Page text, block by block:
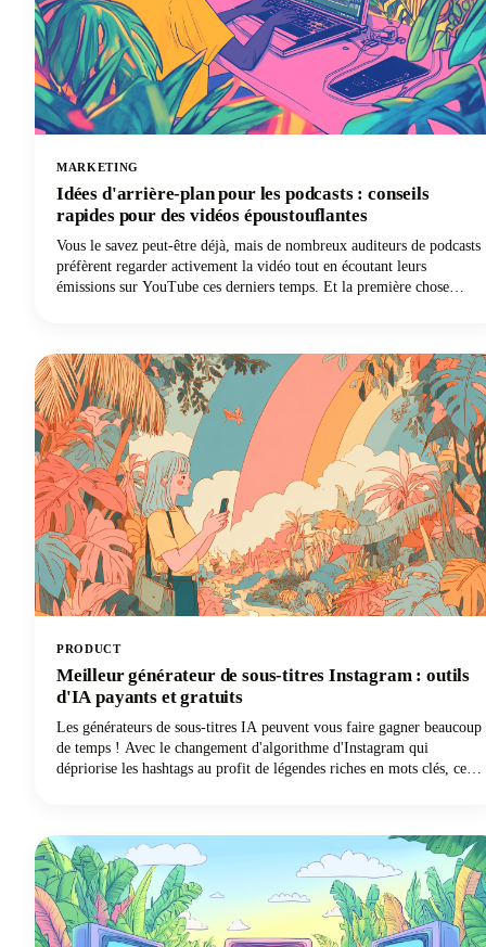
MARKETING
Idées d'arrière-plan pour les podcasts : conseils
rapides pour des vidéos époustouflantes
Vous le savez peut-être déjà, mais de nombreux auditeurs de podcasts
préfèrent regarder activement la vidéo tout en écoutant leurs
émissions sur YouTube ces derniers temps. Et la première chose
PRODUCT
Meilleur générateur de sous-titres Instagram : outils
d'IA payants et gratuits
Les générateurs de sous-titres IA peuvent vous faire gagner beaucoup
de temps ! Avec le changement d'algorithme d'Instagram qui
dépriorise les hashtags au profit de légendes riches en mots clés, ces
générateurs de sous-titres Instagram gratuits et payants et explique
comment les utiliser efficacement pour créer des sous-titres qui
donnent des résultats concrets.